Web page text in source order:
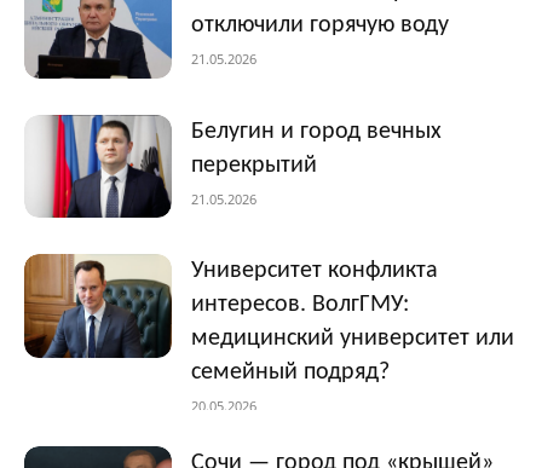
отключили горячую воду
21.05.2026
Белугин и город вечных
перекрытий
21.05.2026
Университет конфликта
интересов. ВолгГМУ:
медицинский университет или
семейный подряд?
20.05.2026